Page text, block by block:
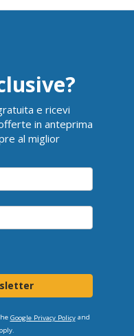
e ricevi
in anteprima
al miglior
Google Privacy Policyand